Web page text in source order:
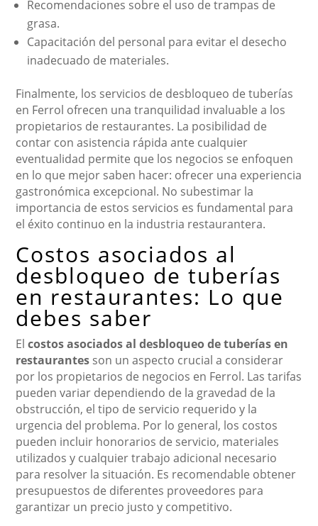
Recomendaciones sobre el uso de trampas de
grasa.
Capacitación del personal para evitar el desecho
inadecuado de materiales.
Finalmente, los servicios de desbloqueo de tuberías
en Ferrol ofrecen una tranquilidad invaluable a los
propietarios de restaurantes. La posibilidad de
contar con asistencia rápida ante cualquier
eventualidad permite que los negocios se enfoquen
en lo que mejor saben hacer: ofrecer una experiencia
gastronómica excepcional. No subestimar la
importancia de estos servicios es fundamental para
el éxito continuo en la industria restaurantera.
Costos asociados al
desbloqueo de tuberías
en restaurantes: Lo que
debes saber
Elcostos asociados al desbloqueo de tuberías en
restaurantes son un aspecto crucial a considerar
por los propietarios de negocios en Ferrol. Las tarifas
pueden variar dependiendo de la gravedad de la
obstrucción, el tipo de servicio requerido y la
urgencia del problema. Por lo general, los costos
pueden incluir honorarios de servicio, materiales
utilizados y cualquier trabajo adicional necesario
para resolver la situación. Es recomendable obtener
presupuestos de diferentes proveedores para
garantizar un precio justo y competitivo.